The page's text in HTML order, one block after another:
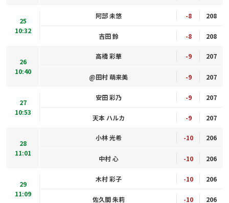
25
10:32
阿部 未悠 -8 208
吉田 鈴 -8 208
26
10:40
高橋 彩華 -9 207
@田村 萌来美 -9 207
27
10:53
安田 彩乃 -9 207
天本 ハルカ -9 207
28
11:01
小林 光希 -10 206
中村 心 -10 206
29
11:09
木村 彩子 -10 206
佐久間 朱莉 -10 206